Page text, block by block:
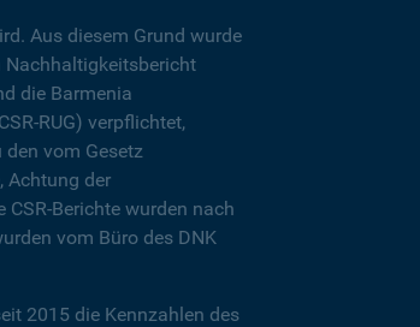
Aus diesem Grund wurde
Nachhaltigkeitsbericht
die Barmenia
RUG) verpflichtet,
vom Gesetz
Achtung der
Berichte wurden nach
vom Büro des DNK
2015 die Kennzahlen des